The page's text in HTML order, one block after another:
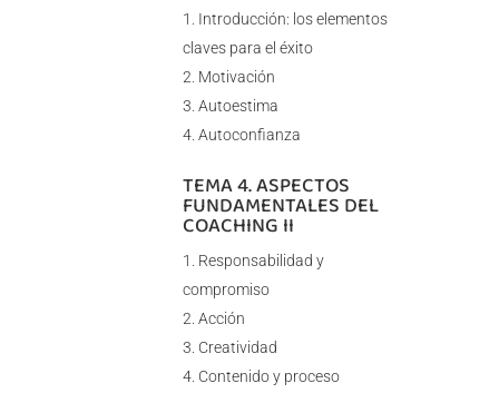
Introducción: los elementos
claves para el éxito
Motivación
Autoestima
Autoconfianza
TEMA 4. ASPECTOS
FUNDAMENTALES DEL
COACHING II
Responsabilidad y
compromiso
Acción
Creatividad
Contenido y proceso